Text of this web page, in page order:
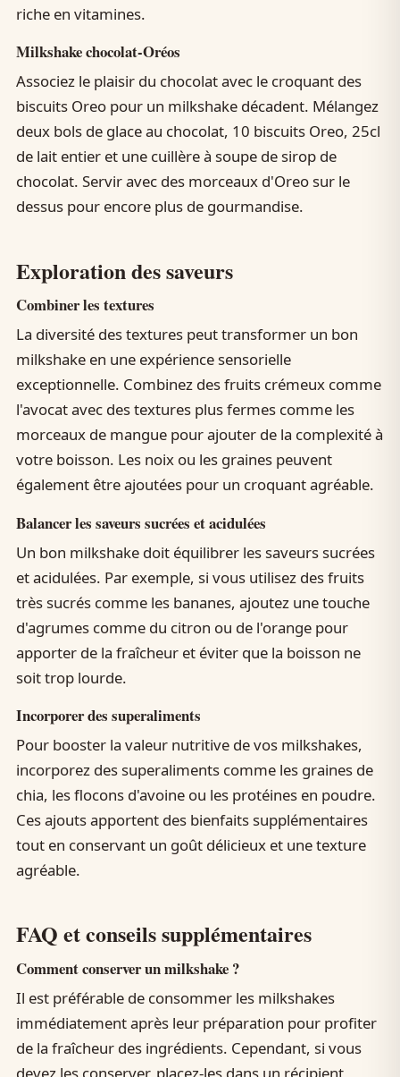
riche en vitamines.
Milkshake chocolat-Oréos
Associez le plaisir du chocolat avec le croquant des
biscuits Oreo pour un milkshake décadent. Mélangez
deux bols de glace au chocolat, 10 biscuits Oreo, 25cl
de lait entier et une cuillère à soupe de sirop de
chocolat. Servir avec des morceaux d'Oreo sur le
dessus pour encore plus de gourmandise.
Exploration des saveurs
Combiner les textures
La diversité des textures peut transformer un bon
milkshake en une expérience sensorielle
exceptionnelle. Combinez des fruits crémeux comme
l'avocat avec des textures plus fermes comme les
morceaux de mangue pour ajouter de la complexité à
votre boisson. Les noix ou les graines peuvent
également être ajoutées pour un croquant agréable.
Balancer les saveurs sucrées et acidulées
Un bon milkshake doit équilibrer les saveurs sucrées
et acidulées. Par exemple, si vous utilisez des fruits
très sucrés comme les bananes, ajoutez une touche
d'agrumes comme du citron ou de l'orange pour
apporter de la fraîcheur et éviter que la boisson ne
soit trop lourde.
Incorporer des superaliments
Pour booster la valeur nutritive de vos milkshakes,
incorporez des superaliments comme les graines de
chia, les flocons d'avoine ou les protéines en poudre.
Ces ajouts apportent des bienfaits supplémentaires
tout en conservant un goût délicieux et une texture
agréable.
FAQ et conseils supplémentaires
Comment conserver un milkshake ?
Il est préférable de consommer les milkshakes
immédiatement après leur préparation pour profiter
de la fraîcheur des ingrédients. Cependant, si vous
devez les conserver, placez-les dans un récipient